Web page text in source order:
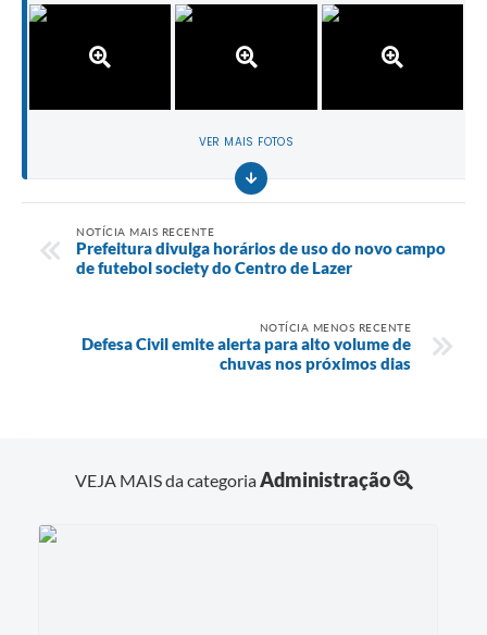
VER MAIS FOTOS
NOTÍCIA MAIS RECENTE
Prefeitura divulga horários de uso do novo campo
de futebol society do Centro de Lazer
NOTÍCIA MENOS RECENTE
Defesa Civil emite alerta para alto volume de
chuvas nos próximos dias
VEJA MAIS da categoriaAdministração